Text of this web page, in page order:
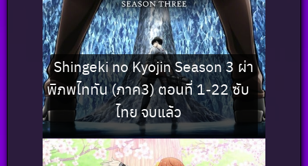
Shingeki no Kyojin Season 3 ผ่า
พิภพไททัน (ภาค3) ตอนที่ 1-22 ซับ
ไทย จบแล้ว